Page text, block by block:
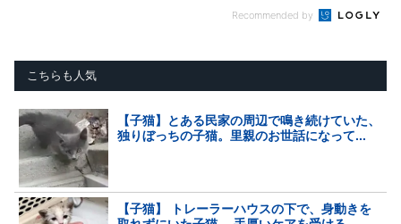
Recommended by
こちらも人気
【子猫】とある民家の周辺で鳴き続けていた、
独りぼっちの子猫。里親のお世話になって...
【子猫】 トレーラーハウスの下で、身動きを